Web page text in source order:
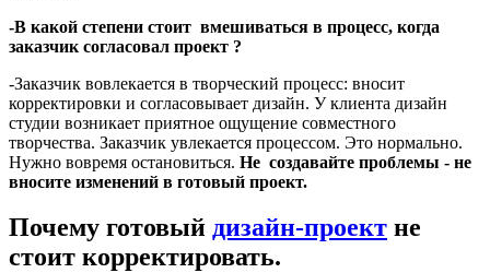
-В какой степени стоит вмешиваться в процесс, когда
заказчик согласовал проект ?
-Заказчик вовлекается в творческий процесс: вносит
корректировки и согласовывает дизайн. У клиента дизайн
студии возникает приятное ощущение совместного
творчества. Заказчик увлекается процессом. Это нормально.
Нужно вовремя остановиться. Не создавайте проблемы - не
вносите изменений в готовый проект.
Почему готовый дизайн-проект не
стоит корректировать.